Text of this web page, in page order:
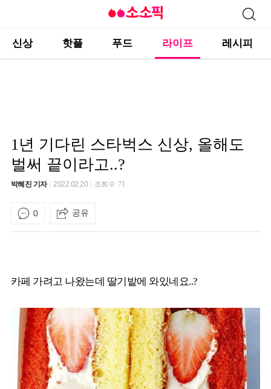
신상 핫플 푸드 라이프 레시피
1년 기다린 스타벅스 신상, 올해도
벌써 끝이라고..?
박혜진 기자 2022.02.20 조회수 71
0 공유
카페 가려고 나왔는데 딸기밭에 와있네요..?